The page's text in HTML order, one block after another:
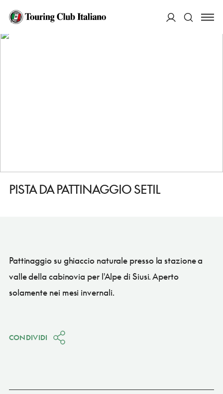
HOME
PISTA DA PATTINAGGIO SETIL
PISTA DA PATTINAGGIO SETIL
Pattinaggio su ghiaccio naturale presso la stazione a
valle della cabinovia per l'Alpe di Siusi. Aperto
solamente nei mesi invernali.
CONDIVIDI